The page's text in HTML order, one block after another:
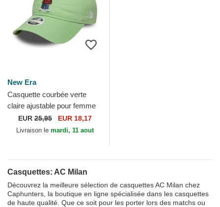
New Era
Casquette courbée verte
claire ajustable pour femme
9TWENTY Bear AC Milan
Serie A New Era
EUR25,95 EUR 18,17
Livraison le mardi, 11 aout
Casquettes: AC Milan
Découvrez la meilleure sélection de casquettes AC Milan chez
Caphunters, la boutique en ligne spécialisée dans les casquettes
de haute qualité. Que ce soit pour les porter lors des matchs ou